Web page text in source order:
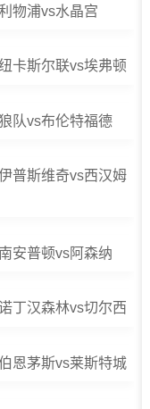
物浦vs水晶宫
卡斯尔联vs埃弗顿
队vs布伦特福德
普斯维奇vs西汉姆
安普顿vs阿森纳
丁汉森林vs切尔西
恩茅斯vs莱斯特城